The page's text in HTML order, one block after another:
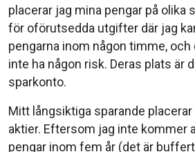
placerar jag mina pengar på olika
för oförutsedda utgifter där jag
pengarna inom någon timme,
inte ha någon risk. Deras plats är
sparkonto.
Mitt långsiktiga sparande
aktier. Eftersom jag inte kommer
pengar inom fem år (det är